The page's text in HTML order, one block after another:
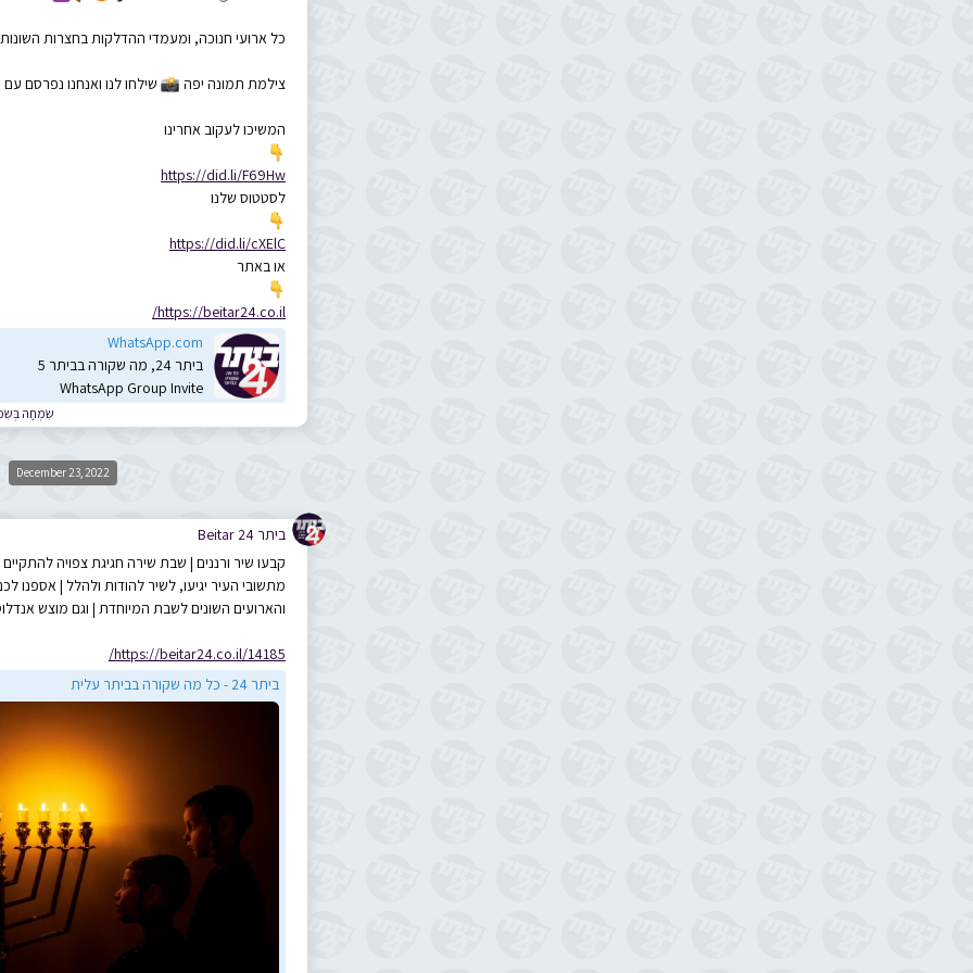
כל ארועי חנוכה, ומעמדי ההדלקות בחצרות
צילמת תמונה יפה
📸שילחו לנו ואנחנו נפרסם
המשיכו לעקוב אחרינו
👇
https://did.li/F69Hw
לסטטוס שלנו
👇
https://did.li/cXElC
או באתר
👇
https://beitar24.co.il/
WhatsApp.com
ביתר 24, מה שקורה בביתר 5
WhatsApp Group Invite
שִֹמְחַה
ביתר 24 Beitar
קבעו שיר ורננים | שבת שירה חגיגת צפויה
מתשובי העיר יגיעו, לשיר להודות ולהלל | אספנו
והארועים השונים לשבת המיוחדת | וגם מוצש
https://beitar24.co.il/14185/
ביתר 24 - כל מה שקורה בביתר עלית
December 23, 2022